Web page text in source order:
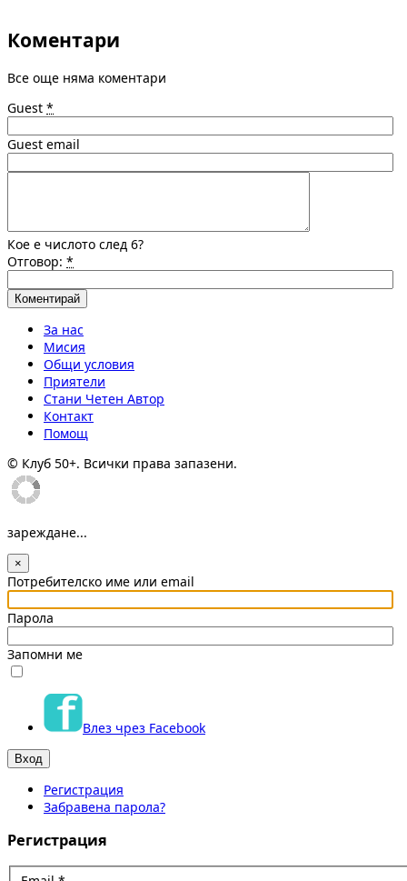
Коментари
Все още няма коментари
Guest *
Guest email
Кое е числото след 6?
Отговор: *
За нас
Мисия
Общи условия
Приятели
Стани Четен Автор
Контакт
Помощ
© Клуб 50+. Всички права запазени.
зареждане...
×
Потребителско име или email
Парола
Запомни ме
Влез чрез Facebook
Регистрация
Забравена парола?
Регистрация